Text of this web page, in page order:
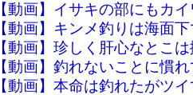
【動画】イサキの部にもカ
【動画】キンメ釣りは海面
【動画】珍しく肝心なとこ
【動画】釣れないことに慣
【動画】本命は釣れたがツ